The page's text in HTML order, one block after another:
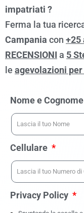
impatriati ?
Ferma la tua
Campania con +25
RECENSIONI a 5
le agevolazioni
Nome e Cognome
Cellulare
Privacy Policy